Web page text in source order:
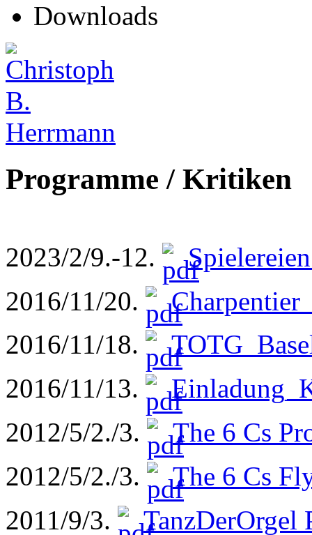
Downloads
Programme / Kritiken
2023/2/9.-12.
2016/11/20.
2016/11/18.
2016/11/13.
2012/5/2./3.
The 6 Cs
2012/5/2./3.
The 6 Cs
2011/9/3.
TanzDerOrgel